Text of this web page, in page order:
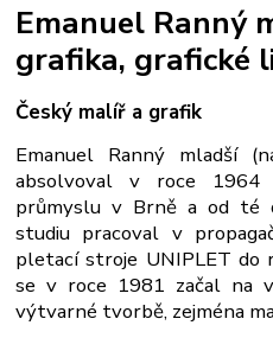
Emanuel Ranný
grafika, grafické
Český malíř a grafik
Emanuel Ranný mladší
absolvoval v roce 1964
průmyslu v Brně a od té
studiu pracoval v
pletací stroje UNIPLET
se v roce 1981 začal na
výtvarné tvorbě, zejména